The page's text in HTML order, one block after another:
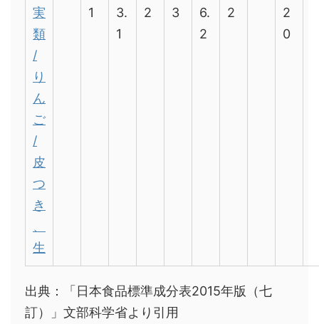
実
類
/
り
ん
ご
/
皮
つ
き
、
生
1
3.
1
2
3
6.
2
2
2
0
出典：「日本食品標準成分表2015年版（七
訂）」文部科学省より引用